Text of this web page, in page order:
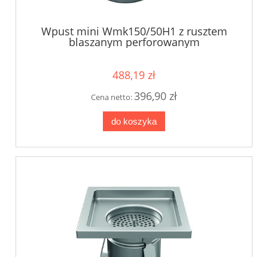
Wpust mini Wmk150/50H1 z rusztem
blaszanym perforowanym
488,19 zł
Cena netto:396,90 zł
do koszyka